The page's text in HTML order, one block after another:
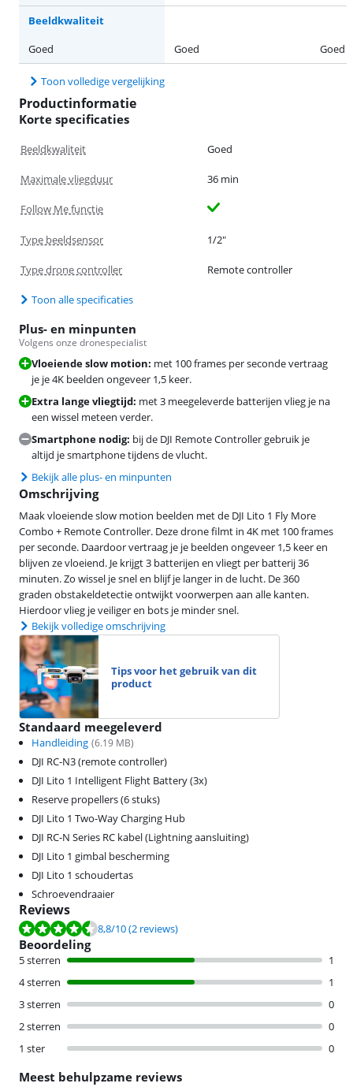
Beeldkwaliteit
Goed
Goed Goed
Toon volledige vergelijking
Productinformatie
Korte specificaties
Beeldkwaliteit Goed
Maximale vliegduur 36 min
Follow Me functie
Type beeldsensor 1/2"
Type drone controller Remote controller
Toon alle specificaties
Plus- en minpunten
Volgens onze dronespecialist
Vloeiende slow motion: met 100 frames per seconde vertraag
je je 4K beelden ongeveer 1,5 keer.
Extra lange vliegtijd: met 3 meegeleverde batterijen vlieg je na
een wissel meteen verder.
Smartphone nodig: bij de DJI Remote Controller gebruik je
altijd je smartphone tijdens de vlucht.
Bekijk alle plus- en minpunten
Omschrijving
Maak vloeiende slow motion beelden met de DJI Lito 1 Fly More
Combo + Remote Controller. Deze drone filmt in 4K met 100 frames
per seconde. Daardoor vertraag je je beelden ongeveer 1,5 keer en
blijven ze vloeiend. Je krijgt 3 batterijen en vliegt per batterij 36
minuten. Zo wissel je snel en blijf je langer in de lucht. De 360
graden obstakeldetectie ontwijkt voorwerpen aan alle kanten.
Hierdoor vlieg je veiliger en bots je minder snel.
Bekijk volledige omschrijving
Tips voor het gebruik van dit
product
Standaard meegeleverd
Handleiding (6.19 MB)
DJI RC-N3 (remote controller)
DJI Lito 1 Intelligent Flight Battery (3x)
Reserve propellers (6 stuks)
DJI Lito 1 Two-Way Charging Hub
DJI RC-N Series RC kabel (Lightning aansluiting)
DJI Lito 1 gimbal bescherming
DJI Lito 1 schoudertas
Schroevendraaier
Reviews
Beoordeling is 8,8 van de 10, gebaseerd op 2 reviews.
8,8/10(2 reviews)
Beoordeling
5 sterren
1
4 sterren
1
3 sterren
0
2 sterren
0
1 ster
0
Meest behulpzame reviews